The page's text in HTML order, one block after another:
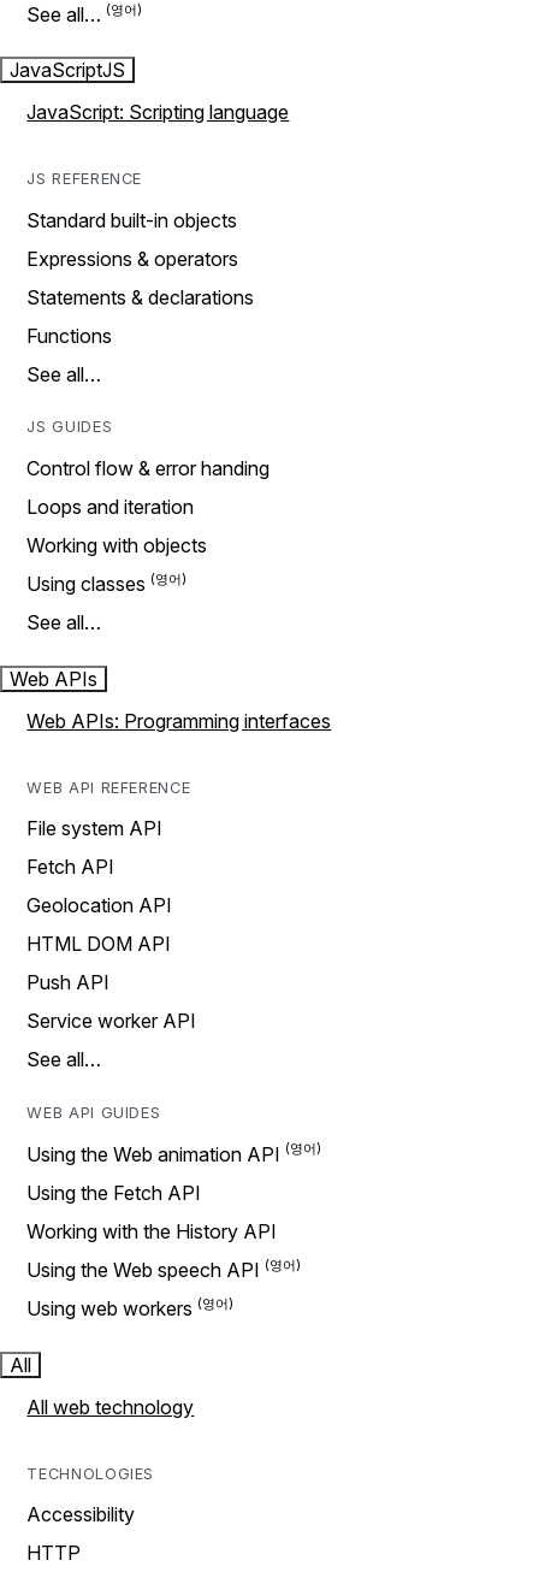
See all…
JavaScriptJS
JavaScript: Scripting language
JS REFERENCE
Standard built-in objects
Expressions & operators
Statements & declarations
Functions
See all…
JS GUIDES
Control flow & error handing
Loops and iteration
Working with objects
Using classes
See all…
Web APIs
Web APIs: Programming interfaces
WEB API REFERENCE
File system API
Fetch API
Geolocation API
HTML DOM API
Push API
Service worker API
See all…
WEB API GUIDES
Using the Web animation API
Using the Fetch API
Working with the History API
Using the Web speech API
Using web workers
All
All web technology
TECHNOLOGIES
Accessibility
HTTP